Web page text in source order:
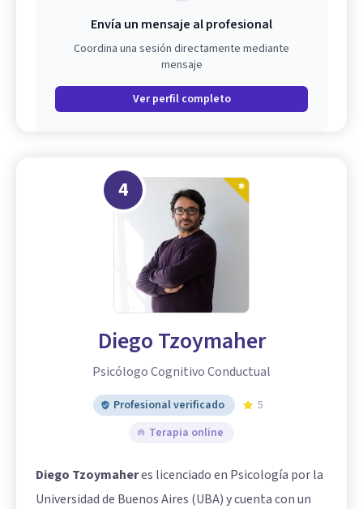
Envía un mensaje al profesional
Coordina una sesión directamente mediante
mensaje
Ver perfil completo
4
Diego Tzoymaher
Psicólogo Cognitivo Conductual
Profesional verificado
5
Terapia online
Diego Tzoymaheres licenciado en Psicología por la
Universidad de Buenos Aires (UBA) y cuenta con un